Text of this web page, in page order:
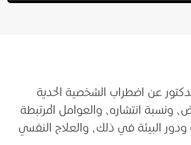
عن اضطراب الشخصية الحدية
ونسبة انتشاره، والعوامل المرتبطة
البيئة في ذلك، والعلاج النفسي